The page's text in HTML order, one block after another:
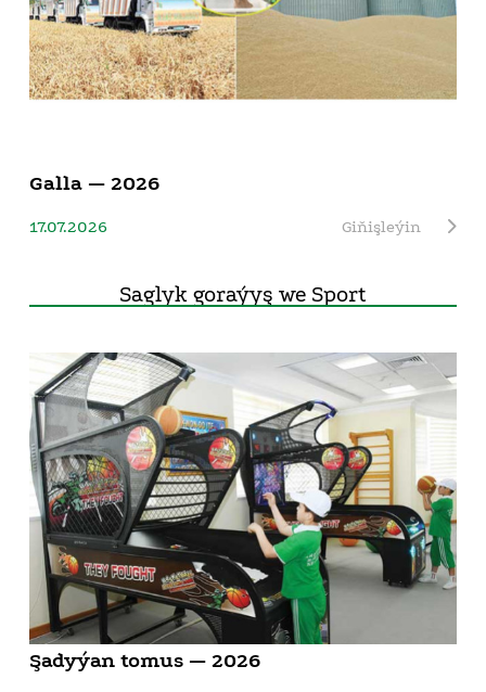
Galla — 2026
17.07.2026 Giňişleýin
Saglyk goraýyş we Sport
Şadyýan tomus — 2026